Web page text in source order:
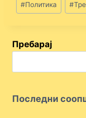
#Политика #
Пребарај
Последни